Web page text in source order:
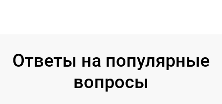
Ответы на популярные
вопросы